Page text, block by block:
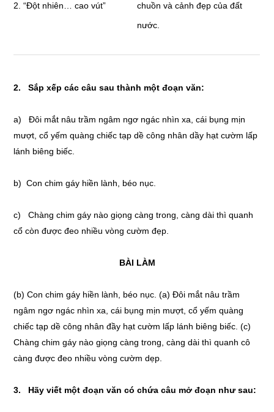
2. “Đột nhiên… cao vút”
chuồn và cảnh đẹp của đất
nước.
2. Sắp xếp các câu sau thành một đoạn văn:
a) Đôi mắt nâu trầm ngâm ngơ ngác nhìn xa, cái bụng mịn
mượt, cổ yếm quàng chiếc tạp dề công nhân dầy hạt cườm lấp
lánh biêng biếc.
b) Con chim gáy hiền lành, béo nục.
c) Chàng chim gáy nào giọng càng trong, càng dài thì quanh
cổ còn được đeo nhiều vòng cườm đẹp.
BÀI LÀM
(b) Con chim gáy hiền lành, béo nục. (a) Đôi mắt nâu trầm
ngâm ngơ ngác nhìn xa, cái bụng mịn mượt, cổ yếm quàng
chiếc tạp dề công nhân đầy hạt cườm lấp lánh biêng biếc. (c)
Chàng chim gáy nào giọng càng trong, càng dài thì quanh cô
càng được đeo nhiều vòng cườm dẹp.
3. Hãy viết một đoạn văn có chứa câu mở đoạn như sau: